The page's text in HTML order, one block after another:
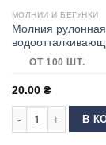
МОЛНИИ И БЕГУНКИ
Молния
ОТ 100 ШТ.
20.00 ₴
Количество
В